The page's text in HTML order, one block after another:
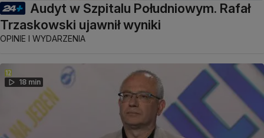
Audyt w Szpitalu Południowym. Rafał
Trzaskowski ujawnił wyniki
OPINIE I WYDARZENIA
18 min